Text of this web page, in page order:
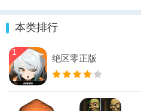
版(Pocket Mine
3)
(Rescue Road)
本类排行
1
绝区零正版